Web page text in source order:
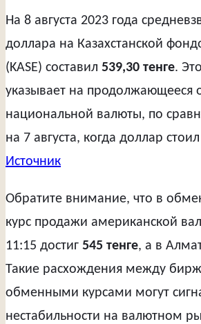
На 8 августа 2023 года
доллара на Казахстанской
(KASE) составил 539,30 тенге.
указывает на продолжающееся
национальной валюты, по
на 7 августа, когда доллар
Источник
Обратите внимание, что в
курс продажи американской
11:15 достиг 545 тенге, а в
Такие расхождения между
обменными курсами могут
нестабильности на валютном